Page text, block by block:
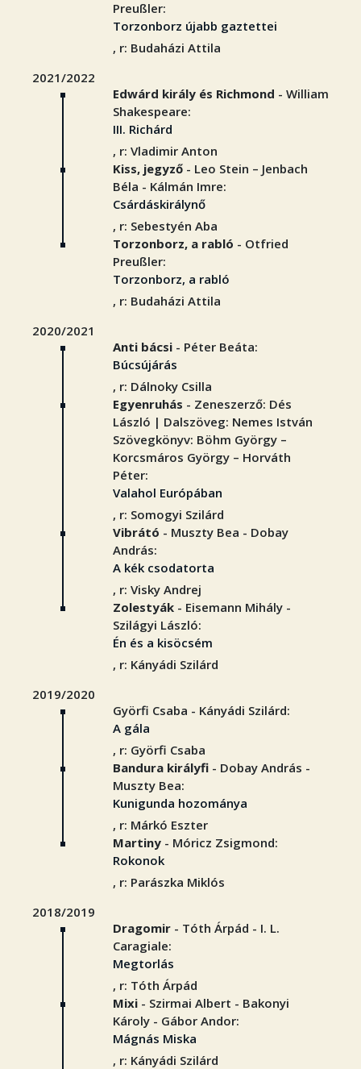
Preußler:
Torzonborz újabb gaztettei
, r: Budaházi Attila
2021/2022
Edwárd király és Richmond - William
Shakespeare:
III. Richárd
, r: Vladimir Anton
Kiss, jegyző - Leo Stein – Jenbach
Béla - Kálmán Imre:
Csárdáskirálynő
, r: Sebestyén Aba
Torzonborz, a rabló - Otfried
Preußler:
Torzonborz, a rabló
, r: Budaházi Attila
2020/2021
Anti bácsi - Péter Beáta:
Búcsújárás
, r: Dálnoky Csilla
Egyenruhás - Zeneszerző: Dés
László | Dalszöveg: Nemes István
Szövegkönyv: Böhm György –
Korcsmáros György – Horváth
Péter:
Valahol Európában
, r: Somogyi Szilárd
Vibrátó - Muszty Bea - Dobay
András:
A kék csodatorta
, r: Visky Andrej
Zolestyák - Eisemann Mihály -
Szilágyi László:
Én és a kisöcsém
, r: Kányádi Szilárd
2019/2020
Györfi Csaba - Kányádi Szilárd:
A gála
, r: Györfi Csaba
Bandura királyfi - Dobay András -
Muszty Bea:
Kunigunda hozománya
, r: Márkó Eszter
Martiny - Móricz Zsigmond:
Rokonok
, r: Parászka Miklós
2018/2019
Dragomir - Tóth Árpád - I. L.
Caragiale:
Megtorlás
, r: Tóth Árpád
Mixi - Szirmai Albert - Bakonyi
Károly - Gábor Andor:
Mágnás Miska
, r: Kányádi Szilárd